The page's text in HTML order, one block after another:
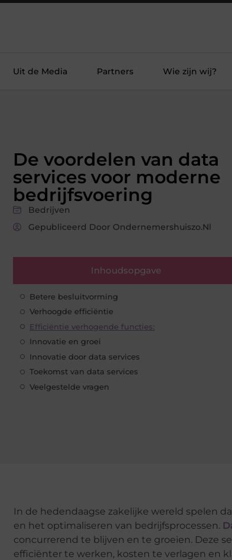
Uit de Media Partners Wie zijn wij?
De voordelen van data
services voor moderne
bedrijfsvoering
Bedrijven
Gepubliceerd Door Ondernemershuiszo.nl
Inhoudsopgave
Betere besluitvorming
Verhoogde efficiëntie
Efficiëntie verhogende functies:
Innovatie en groei
Innovatie door data services
Toekomst van data services
Veelgestelde vragen
In de hedendaagse zakelijke wereld spelen
en het optimaliseren van bedrijfsprocessen.
concurrerend te blijven en te groeien. Deze
efficiënter te werken, kosten te verlagen en